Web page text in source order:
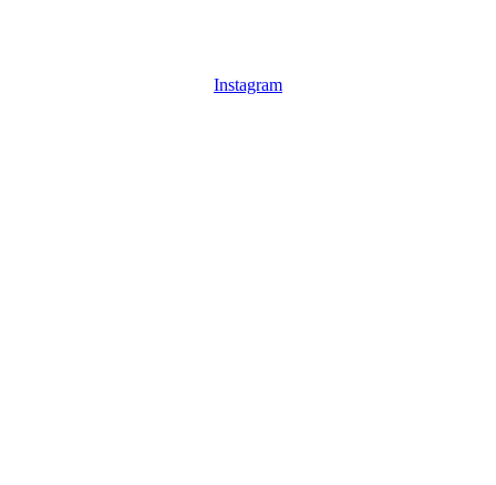
Instagram